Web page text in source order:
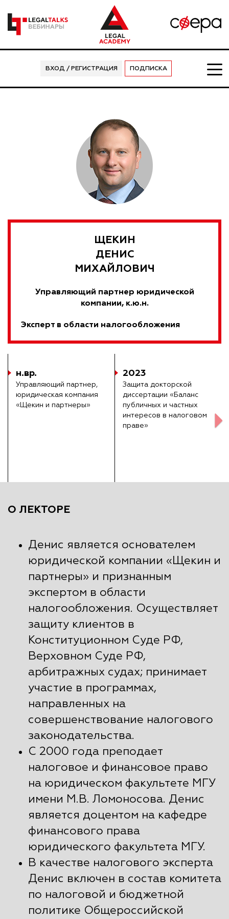
ВХОД / РЕГИСТРАЦИЯ ПОДПИСКА
ЩЕКИН
ДЕНИС
МИХАЙЛОВИЧ
Управляющий партнер юридической
компании, к.ю.н.
Эксперт в области налогообложения
н.вр.
Управляющий партнер,
юридическая компания
«Щекин и партнеры»
2023
Защита докторской
диссертации «Баланс
публичных и частных
интересов в налоговом
праве»
О ЛЕКТОРЕ
Денис является основателем
юридической компании «Щекин и
партнеры» и признанным
экспертом в области
налогообложения. Осуществляет
защиту клиентов в
Конституционном Суде РФ,
Верховном Суде РФ,
арбитражных судах; принимает
участие в программах,
направленных на
совершенствование налогового
законодательства.
С 2000 года преподает
налоговое и финансовое право
на юридическом факультете МГУ
имени М.В. Ломоносова. Денис
является доцентом на кафедре
финансового права
юридического факультета МГУ.
В качестве налогового эксперта
Денис включен в состав комитета
по налоговой и бюджетной
политике Общероссийской